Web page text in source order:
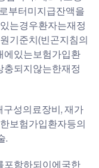
부터미지급잔액을
는경우환자는재정
기준치(빈곤지침의
에있는보험가입환
충되지않는한재정
구성의료장비, 재가
보험가입환자등의
.
포함하되이에국한